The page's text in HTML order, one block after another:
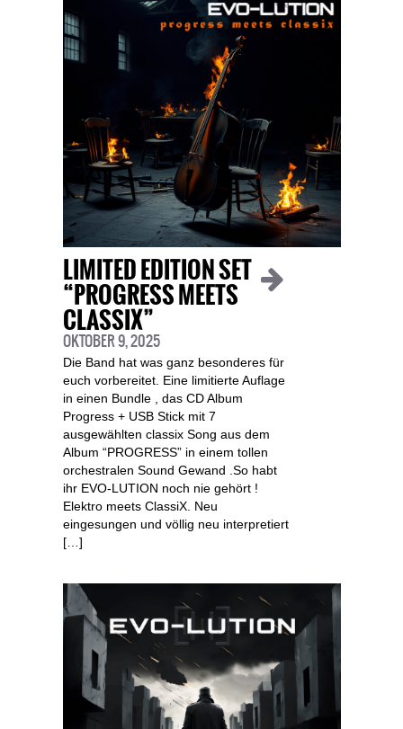
LIMITED EDITION SET
“PROGRESS MEETS
CLASSIX”
OKTOBER 9, 2025
Die Band hat was ganz besonderes für
euch vorbereitet. Eine limitierte Auflage
in einen Bundle , das CD Album
Progress + USB Stick mit 7
ausgewählten classix Song aus dem
Album “PROGRESS” in einem tollen
orchestralen Sound Gewand .So habt
ihr EVO-LUTION noch nie gehört !
Elektro meets ClassiX. Neu
eingesungen und völlig neu interpretiert
[…]